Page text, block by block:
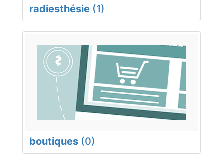
radiesthésie (1)
boutiques (0)